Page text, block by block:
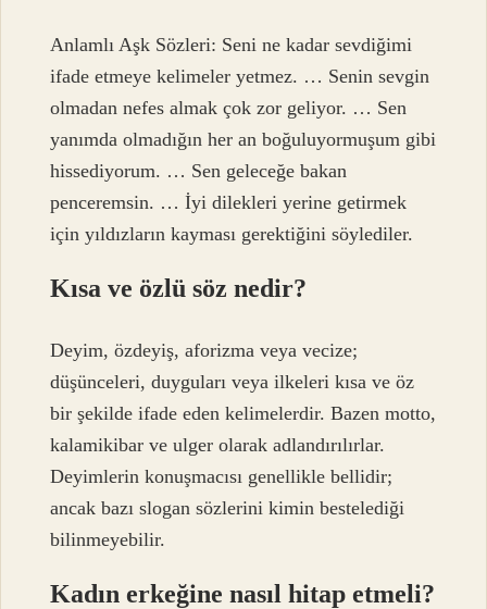
Anlamlı Aşk Sözleri: Seni ne kadar sevdiğimi
ifade etmeye kelimeler yetmez. … Senin sevgin
olmadan nefes almak çok zor geliyor. … Sen
yanımda olmadığın her an boğuluyormuşum gibi
hissediyorum. … Sen geleceğe bakan
penceremsin. … İyi dilekleri yerine getirmek
için yıldızların kayması gerektiğini söylediler.
Kısa ve özlü söz nedir?
Deyim, özdeyiş, aforizma veya vecize;
düşünceleri, duyguları veya ilkeleri kısa ve öz
bir şekilde ifade eden kelimelerdir. Bazen motto,
kalamikibar ve ulger olarak adlandırılırlar.
Deyimlerin konuşmacısı genellikle bellidir;
ancak bazı slogan sözlerini kimin bestelediği
bilinmeyebilir.
Kadın erkeğine nasıl hitap etmeli?